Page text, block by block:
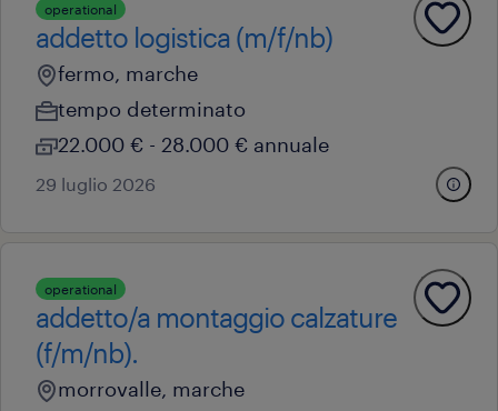
operational
addetto logistica (m/f/nb)
fermo, marche
tempo determinato
22.000 € - 28.000 € annuale
29 luglio 2026
operational
addetto/a montaggio calzature
(f/m/nb).
morrovalle, marche